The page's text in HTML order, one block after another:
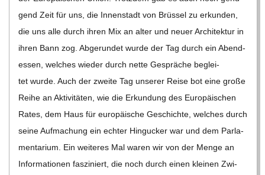
gend Zeit für uns, die Innen­stadt von Brüs­sel zu erkun­den,
die uns alle durch ihren Mix an alter und neuer Archi­tek­tur in
ihren Bann zog. Abge­run­det wurde der Tag durch ein Abend­
essen, wel­ches wie­der durch nette Gesprä­che beglei­
tet wurde. Auch der zweite Tag unse­rer Reise bot eine große
Reihe an Akti­vi­tä­ten, wie die Erkun­dung des Euro­päi­schen
Rates, dem Haus für euro­päi­sche Geschichte, wel­ches durch
seine Auf­ma­chung ein ech­ter Hin­gu­cker war und dem Par­la­
men­ta­rium. Ein wei­te­res Mal waren wir von der Menge an
Infor­ma­tio­nen fas­zi­niert, die noch durch einen klei­nen Zwi­